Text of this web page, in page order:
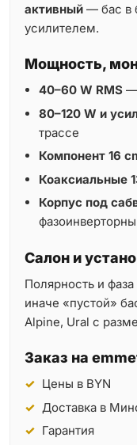
активный — бас в
усилителем.
Мощность,
40–60 W RMS —
80–120 W и
трассе
Компонент 16
Коаксиальные
Корпус под
Салон и
Полярность и
иначе «пустой»
Alpine, Ural с
Заказ на
Цены в BYN
Доставка в
Гарантия